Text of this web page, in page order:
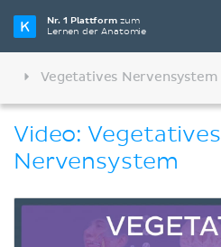
Nr. 1 Plattformzum
Lernen der Anatomie
Vegetatives Nervensystem
Video: Vegetatives
Nervensystem